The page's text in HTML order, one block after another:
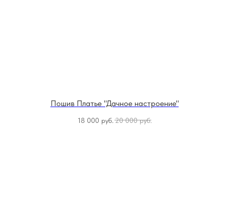
Пошив Платье "Дачное настроение"
18 000 руб.20 000 руб.